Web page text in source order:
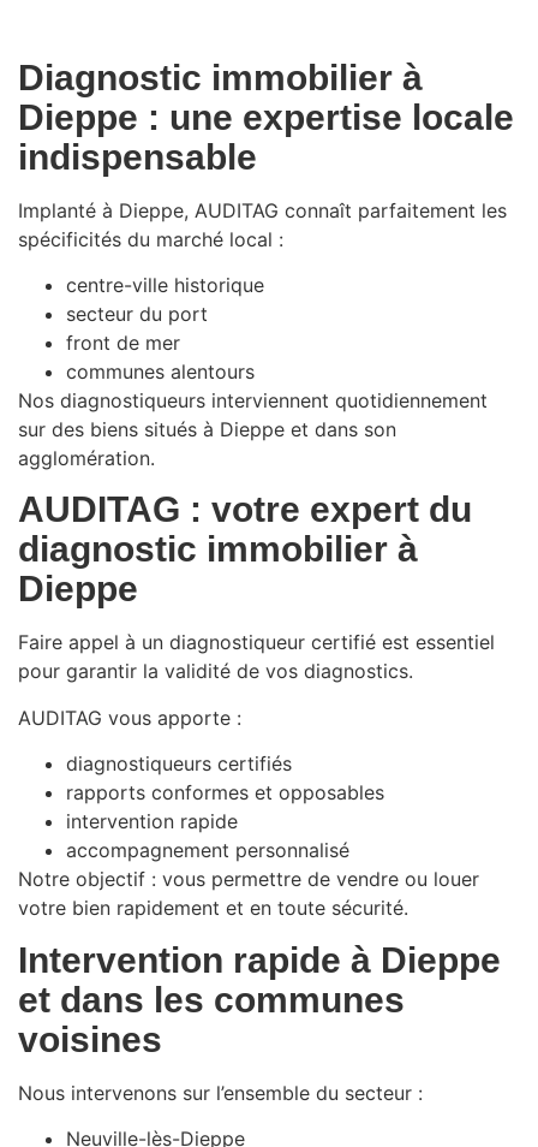
Diagnostic immobilier à
Dieppe : une expertise locale
indispensable
Implanté à Dieppe, AUDITAG connaît parfaitement les
spécificités du marché local :
centre-ville historique
secteur du port
front de mer
communes alentours
Nos diagnostiqueurs interviennent quotidiennement
sur des biens situés à Dieppe et dans son
agglomération.
AUDITAG : votre expert du
diagnostic immobilier à
Dieppe
Faire appel à un diagnostiqueur certifié est essentiel
pour garantir la validité de vos diagnostics.
AUDITAG vous apporte :
diagnostiqueurs certifiés
rapports conformes et opposables
intervention rapide
accompagnement personnalisé
Notre objectif : vous permettre de vendre ou louer
votre bien rapidement et en toute sécurité.
Intervention rapide à Dieppe
et dans les communes
voisines
Nous intervenons sur l’ensemble du secteur :
Neuville-lès-Dieppe